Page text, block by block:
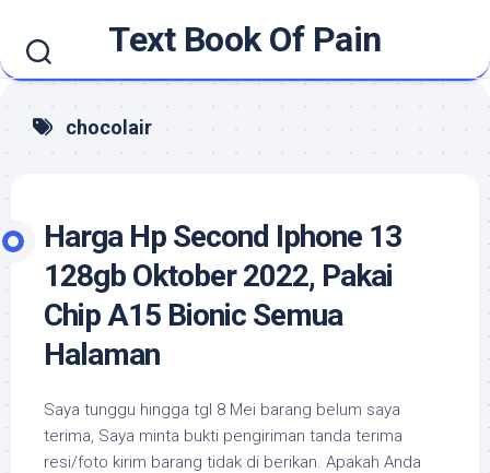
content
Text Book Of Pain
chocolair
Harga Hp Second Iphone 13
128gb Oktober 2022, Pakai
Chip A15 Bionic Semua
Halaman
Saya tunggu hingga tgl 8 Mei barang belum saya
terima, Saya minta bukti pengiriman tanda terima
resi/foto kirim barang tidak di berikan. Apakah Anda